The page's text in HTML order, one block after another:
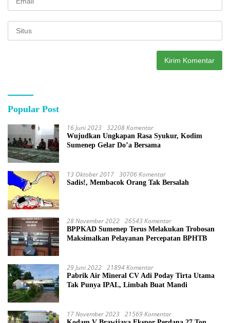
Popular Post
16 Juni 2023 32208 Komentar
Wujudkan Ungkapan Rasa Syukur, Kodim
Sumenep Gelar Do’a Bersama
13 Oktober 2017 30706 Komentar
Sadis!, Membacok Orang Tak Bersalah
28 November 2022 26543 Komentar
BPPKAD Sumenep Terus Melakukan Trobosan
Maksimalkan Pelayanan Percepatan BPHTB
29 Juni 2022 21894 Komentar
Pabrik Air Mineral CV Adi Poday Tirta Utama
Tak Punya IPAL, Limbah Buat Mandi
17 November 2023 21569 Komentar